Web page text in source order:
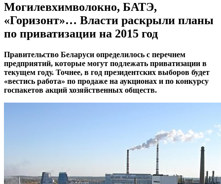
Могилевхимволокно, БАТЭ,
«Горизонт»… Власти раскрыли планы
по приватизации на 2015 год
Правительство Беларуси определилось с перечнем
предприятий, которые могут подлежать приватизации в
текущем году. Точнее, в год президентских выборов будет
«вестись работа» по продаже на аукционах и по конкурсу
госпакетов акций хозяйственных обществ.